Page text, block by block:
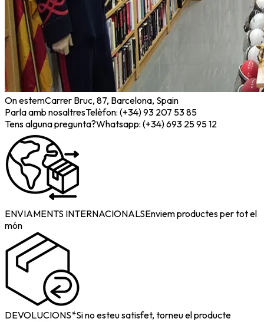
On estemCarrer Bruc, 87, Barcelona, Spain
Parla amb nosaltresTelèfon: (+34) 93 207 53 85
Tens alguna pregunta?Whatsapp: (+34) 693 25 95 12
ENVIAMENTS INTERNACIONALSEnviem productes per tot el
món
DEVOLUCIONS*Si no esteu satisfet, torneu el producte